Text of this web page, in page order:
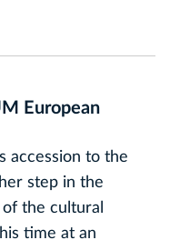
European
accession to the
step in the
the cultural
time at an